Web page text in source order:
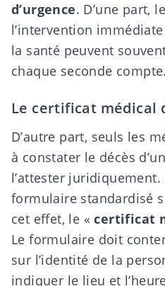
d’urgence. D’une part,
l’intervention
la santé peuvent
chaque seconde compte.
Le certificat médical
D’autre part, seuls les
à constater le décès
l’attester
formulaire standardisé
cet effet, le «certificat
Le formulaire doit
sur l’identité de la
indiquer le lieu et